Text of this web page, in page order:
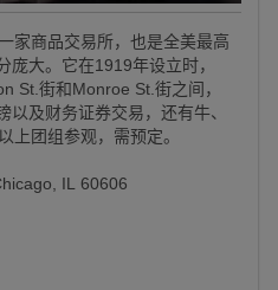
家商品交易所，也是全美最高
大。它在1919年设立时，
St.街和Monroe St.街之间，
及财务证券交易，还有牛、
上团组参观，需预定。
IL 60606